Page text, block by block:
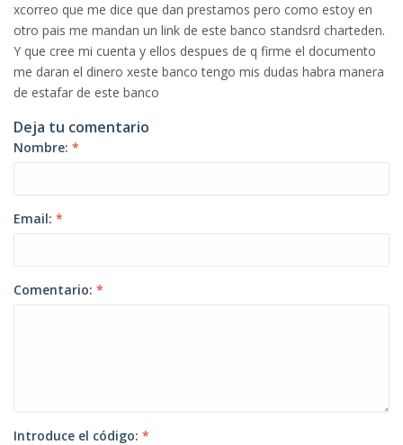
xcorreo que me dice que dan prestamos pero como estoy en
otro pais me mandan un link de este banco standsrd charteden.
Y que cree mi cuenta y ellos despues de q firme el documento
me daran el dinero xeste banco tengo mis dudas habra manera
de estafar de este banco
Deja tu comentario
Nombre: *
Email: *
Comentario: *
Introduce el código: *